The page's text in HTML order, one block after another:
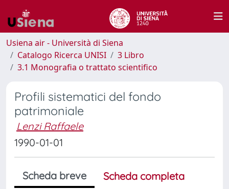
Usiena air - Università di Siena
Catalogo Ricerca UNISI
3 Libro
3.1 Monografia o trattato scientifico
Profili sistematici del fondo
patrimoniale
Lenzi Raffaele
1990-01-01
Scheda breve
Scheda completa